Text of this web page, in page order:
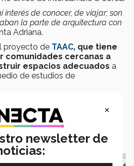
interés de conocer, de viajar; son
la parte de arquitectura con
Adriana.
proyecto de TAAC, que tiene
comunidades cercanas a
espacios adecuados a
de estudios de
para aportar y diseñar ideas
de un sitio, se elegía el mejor
era concretar el diseño y la
agregó la entrevistada.
×
newsletter de